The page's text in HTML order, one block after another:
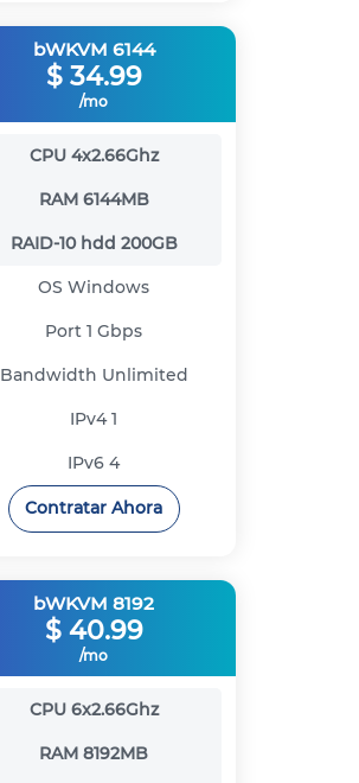
bWKVM 6144
$ 34.99
/mo
CPU 4x2.66Ghz
RAM 6144MB
RAID-10 hdd 200GB
OS Windows
Port 1 Gbps
Bandwidth Unlimited
IPv41
IPv6 4
Contratar Ahora
bWKVM 8192
$ 40.99
/mo
CPU 6x2.66Ghz
RAM 8192MB